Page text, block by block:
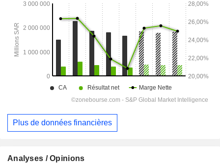
Plus de données financières
Analyses / Opinions